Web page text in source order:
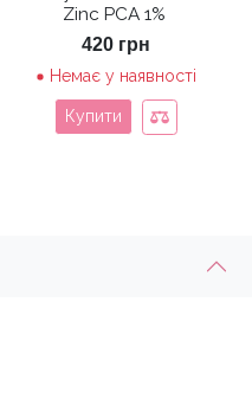
Zinc PCA 1%
420 грн
Немає у наявності
Купити